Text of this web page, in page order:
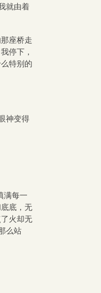
就由着
座桥走
停下，
特别的
神变得
满每一
底，无
火却无
么站